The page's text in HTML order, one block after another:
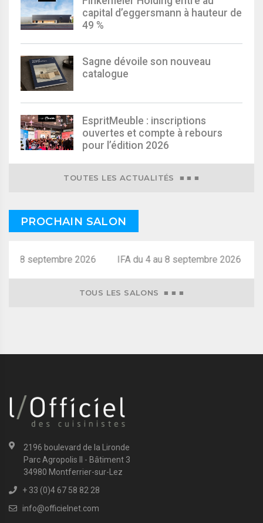
capital d’eggersmann à hauteur de
49 %
Sagne dévoile son nouveau
catalogue
EspritMeuble : inscriptions
ouvertes et compte à rebours
pour l’édition 2026
TOUTES LES ACTUALITÉS ■ ■ ■
PROCHAIN SALON
au 8 septembre 2026
TOUS LES SALONS ■ ■ ■
2196 boulevard de la Lironde
Parc Agropolis II - Bâtiment 3
34980 Montferrier-sur-Lez
+ 33 (0)4 67 58 82 28
info@officielnet.com